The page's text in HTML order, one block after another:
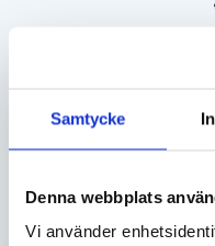
Samtycke
Denna webbplats
Vi använder
SE